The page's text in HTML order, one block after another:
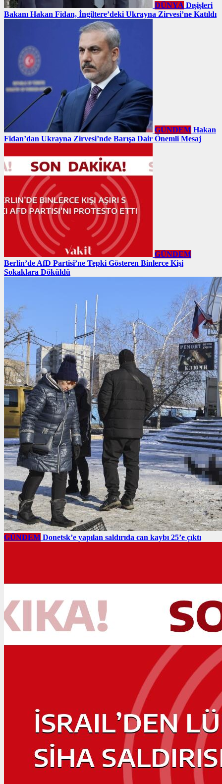
DÜNYA Dışişleri
Bakanı Hakan Fidan, İngiltere’deki Ukrayna Zirvesi’ne Katıldı
GÜNDEM Hakan
Fidan’dan Ukrayna Zirvesi’nde Barışa Dair Önemli Mesaj
GÜNDEM
Berlin’de AfD Partisi’ne Tepki Gösteren Binlerce Kişi
Sokaklara Döküldü
GÜNDEM Donetsk’e yapılan saldırıda can kaybı 25’e çıktı